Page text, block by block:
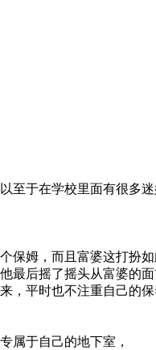
至于在学校里面有很多
保姆，而且富婆这打扮如
最后摇了摇头从富婆的面
，平时也不注重自己的
属于自己的地下室，